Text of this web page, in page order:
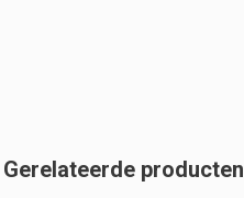
Gerelateerde producten